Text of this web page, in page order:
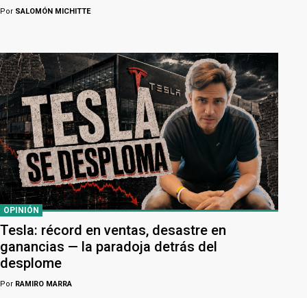
Por SALOMÓN MICHITTE
OPINIÓN
Tesla: récord en ventas, desastre en
ganancias — la paradoja detrás del
desplome
Por RAMIRO MARRA